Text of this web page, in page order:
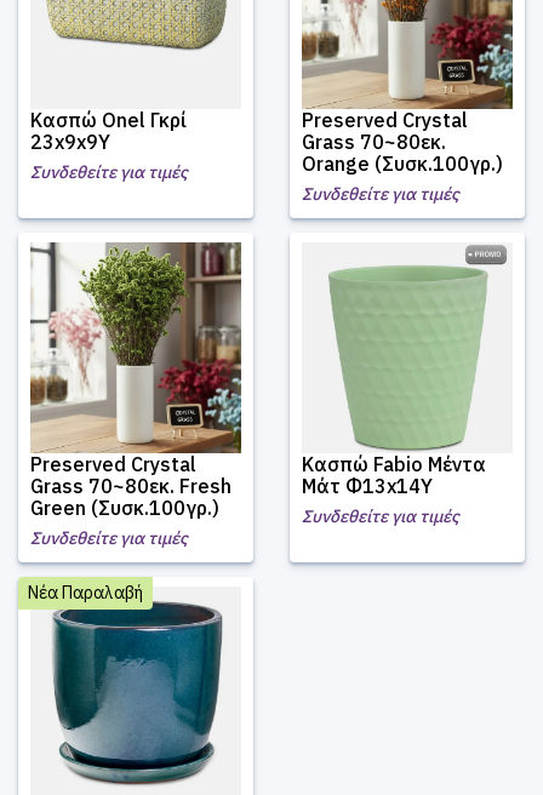
Κασπώ Onel Γκρί
23x9x9Υ
Συνδεθείτε για τιμές
Preserved Crystal
Grass 70~80εκ.
Orange (Συσκ.100γρ.)
Συνδεθείτε για τιμές
Preserved Crystal
Grass 70~80εκ. Fresh
Green (Συσκ.100γρ.)
Συνδεθείτε για τιμές
Κασπώ Fabio Μέντα
Μάτ Φ13x14Υ
Συνδεθείτε για τιμές
Νέα Παραλαβή